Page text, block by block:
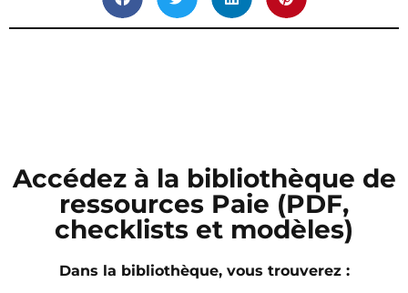
Accédez à la bibliothèque de
ressources Paie (PDF,
checklists et modèles)
Dans la bibliothèque, vous trouverez :